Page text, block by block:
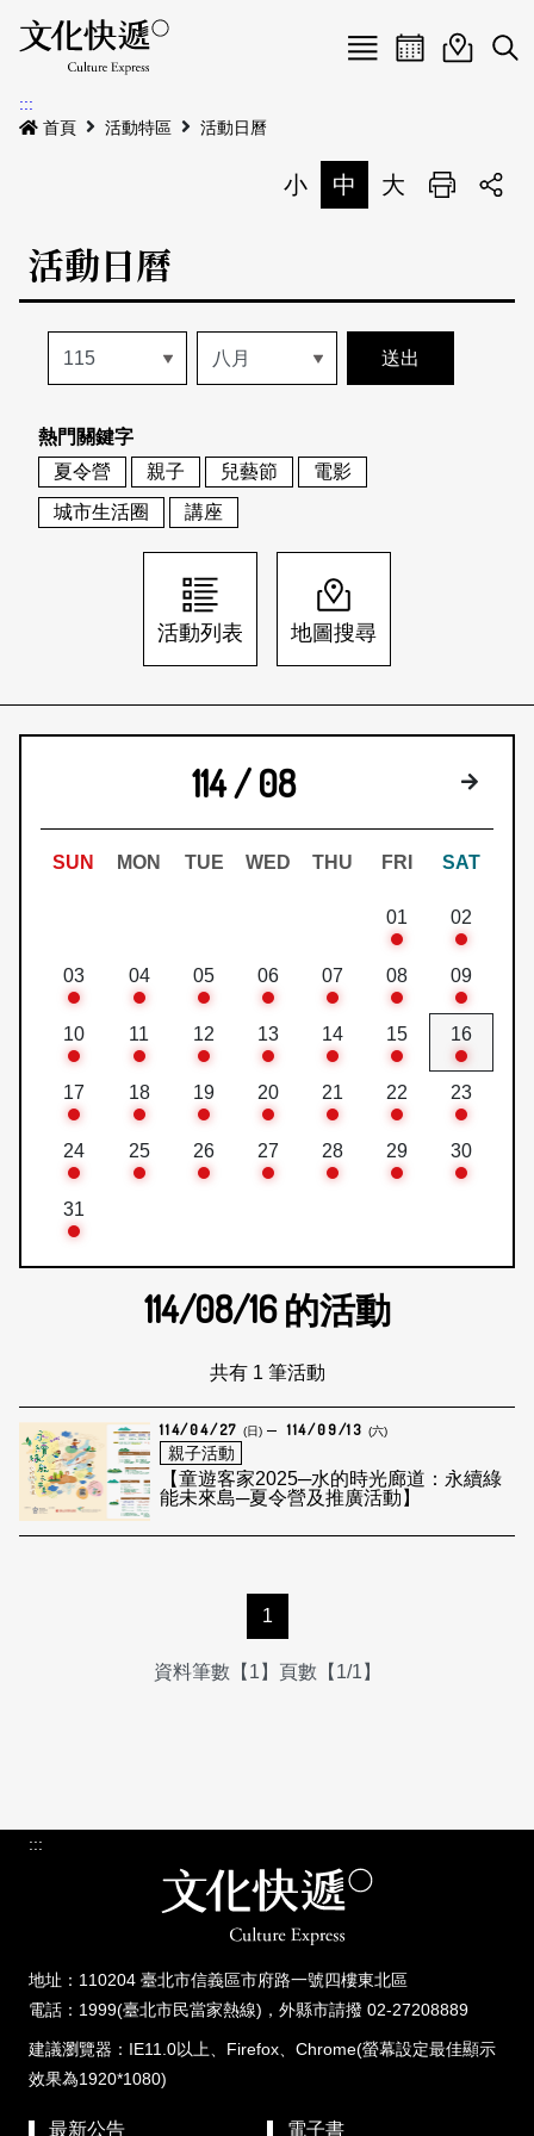
Menu
最新公告
本期專題
歷史專題
活動特區
活動列表
地圖搜尋
關於我們
關於我們
刊物索取地點
會員基本資料
刊登活動
網站導覽 English
日本語 登入/註冊
活動日曆活動地圖
展
:::
首頁
活動特區 活動日曆
小 中 大 列印
活動日曆
熱門關鍵字
夏令營
親子 兒藝節
電影
城市生活圈
講座
活動列表 地圖搜尋
114 / 08 下個月
SUN MON TUE WED THU FRI SAT
01 02
03 04 05 06 07 08 09
10 11 12 13 14 15 16
17 18 19 20 21 22 23
24 25 26 27 28 29 30
31
114/08/16的活動
共有 1 筆活動
114/04/27 (日) 114/09/13 (六)
親子活動
【童遊客家2025─水的時光廊道：永續綠
能未來島─夏令營及推廣活動】
1
資料筆數【1】頁數【1/1】
:::
地址：110204 臺北市信義區市府路一號四樓東北區
電話：1999(臺北市民當家熱線)，外縣市請撥 02-27208889
建議瀏覽器：IE11.0以上、Firefox、Chrome(螢幕設定最佳顯示
效果為1920*1080)
最新公告 電子書